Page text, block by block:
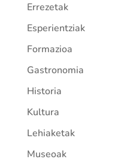
Errezetak
Esperientziak
Formazioa
Gastronomia
Historia
Kultura
Lehiaketak
Museoak